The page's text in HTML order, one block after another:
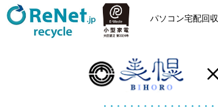
パソコン宅配回収